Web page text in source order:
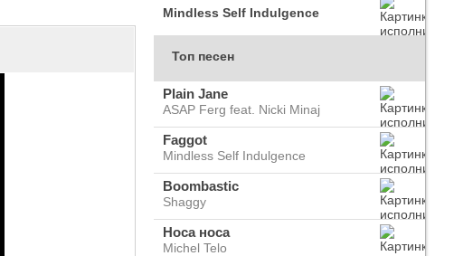
Mindless Self Indulgence
Топ песен
Plain Jane
ASAP Ferg feat. Nicki Minaj
Faggot
Mindless Self Indulgence
Boombastic
Shaggy
Носа носа
Michel Telo